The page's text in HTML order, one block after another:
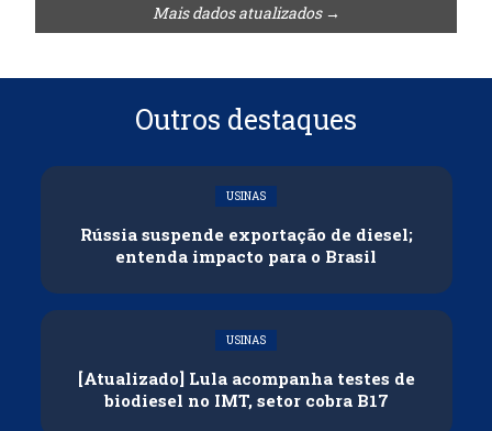
Mais dados atualizados →
Outros destaques
USINAS
Rússia suspende exportação de diesel;
entenda impacto para o Brasil
USINAS
[Atualizado] Lula acompanha testes de
biodiesel no IMT, setor cobra B17